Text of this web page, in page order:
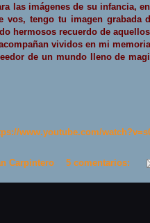
las imágenes de su infancia,
vos, tengo tu imagen grabada
hermosos recuerdo de
vividos en mi
de un mundo lleno de
www.youtube.com/
Carpintero 5 comentarios: